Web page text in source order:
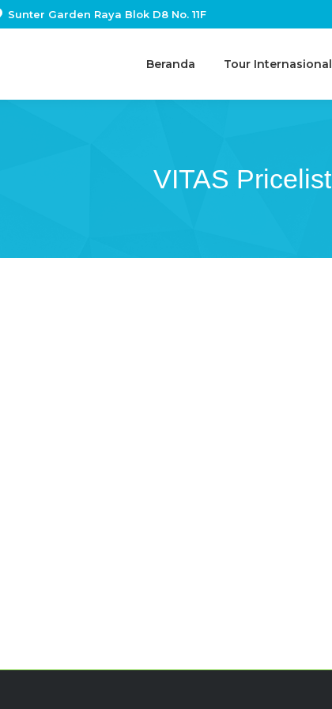
Sunter Garden Raya Blok D8 No. 11F
Beranda Tour Internasional
VITAS Pricelist